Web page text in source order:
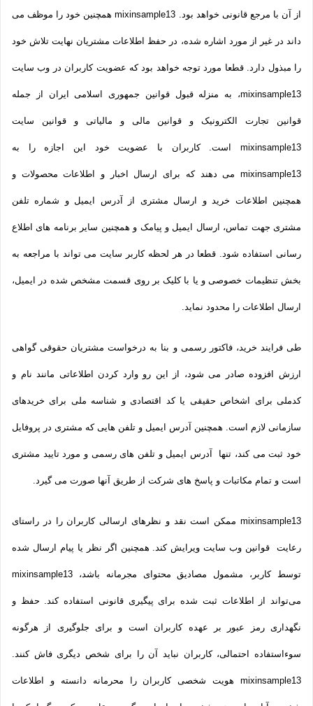
از آن با مرجع قانونی خواهد بود. mixinsample13 همچنین خود را موظف می
داند در غیر از مورد اشاره شده، در حفظ اطلاعات مشتریان نهایت تلاش خود
را مبذول دارد. قطعا مورد توجه خواهد بود که عضویت کاربران در وب سایت
mixinsample13، به منزله قبول قوانین جمهوری اسلامی ایران از جمله
قوانین تجارت الکترونیک و قوانین مالی و مالیاتی و قوانین سایت
mixinsample13 است. کاربران با عضویت خود این اجازه را به
mixinsample13 می دهند که برای ارسال اخبار و اطلاعات محصولات و
همچنین اطلاعات خرید و ارسال مشتری از آدرس ایمیل و شماره تلفن
مشتری جهت تماس، ارسال ایمیل و پیامک و همچنین سایر برنامه های اطلاع
رسانی استفاده شود. قطعا در هر لحظه کاربر سایت می تواند با مراجعه به
بخش تنظیمات خصوصی و یا با کلیک بر روی قسمت مشخص شده در ایمیل،
ارسال اطلاعات را محدود نماید.
طی فرایند خرید، فاکتور رسمی و بنا به درخواست مشتریان حقوقی گواهی
ارزش افزوده صادر می شود، از این رو وارد کردن اطلاعاتی مانند نام و
کدملی برای اشخاص حقیقی یا کد اقتصادی و شناسه ملی برای خریدهای
سازمانی لازم است. همچنین آدرس ایمیل و تلفن هایی که مشتری در پروفایل
خود ثبت می­ کند، تنها آدرس ایمیل و تلفن­ های رسمی و مورد تایید مشتری
است و تمام مکاتبات و پاسخ های شرکت از طریق آنها صورت می گیرد.
mixinsample13 ممکن است نقد و نظرهای ارسالی کاربران را در راستای
رعایت قوانین وب سایت ویرایش کند. همچنین اگر نظر یا پیام ارسال شده
توسط کاربر، مشمول مصادیق محتوای مجرمانه باشد، mixinsample13
می‌تواند از اطلاعات ثبت شده برای پیگیری قانونی استفاده کند. حفظ و
نگهداری رمز عبور بر عهده کاربران است و برای جلوگیری از هرگونه
سوءاستفاده احتمالی، کاربران نباید آن را برای شخص دیگری فاش کنند.
mixinsample13 هویت شخصی کاربران را محرمانه دانسته و اطلاعات